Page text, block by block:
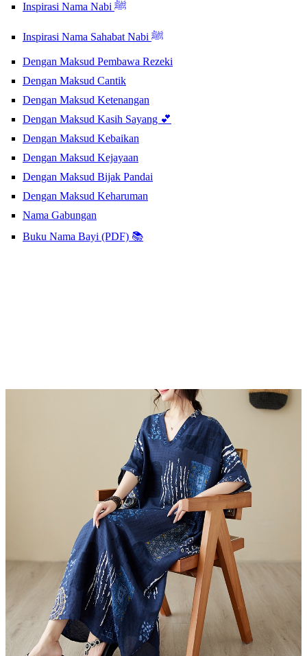
Inspirasi Nama Nabi ﷺ
Inspirasi Nama Sahabat Nabi ﷺ
Dengan Maksud Pembawa Rezeki
Dengan Maksud Cantik
Dengan Maksud Ketenangan
Dengan Maksud Kasih Sayang 💕
Dengan Maksud Kebaikan
Dengan Maksud Kejayaan
Dengan Maksud Bijak Pandai
Dengan Maksud Keharuman
Nama Gabungan
Buku Nama Bayi (PDF) 📚